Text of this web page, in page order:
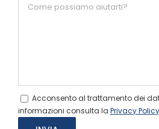
Acconsento al trattamento dei
informazioni consulta la Privacy Policy